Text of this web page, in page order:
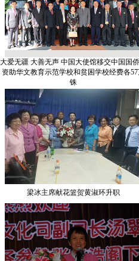
大爱无疆 大善无声 中国大使馆移交中国国
资助华文教育示范学校和贫困学校经费各
铢
梁冰主席献花篮贺黄淑环升职